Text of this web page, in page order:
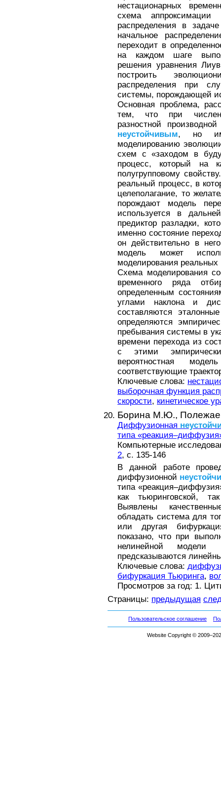
нестационарных
схема аппроксимации
распределения в
начальное
переходит в
на каждом шаге
решения уравнения
построить
распределения при
системы, порождающей
Основная проблема,
тем, что при
разностной
неустойчивым, но
моделированию
схем с «заходом в
процесс, который на
полугрупповому
реальный процесс, в
целеполагание, то
порождают модель
используется в
предиктор разладки,
именно состояние
он действительно в
модель может
моделирования
Схема моделирования
временного ряда
определенным
углами наклона и
составляются
определяются
пребывания системы в
времени перехода из
с этими
вероятностная
соответствующие
Ключевые слова:
выборочная функция
скорости, кинетическое
Борина М.Ю.,
Диффузионная
типа
Компьютерные
2, с. 135-146
В данной работе
диффузионной
типа
как тьюринговской,
Выявлены
обладать система для
или другая
показано, что при
нелинейной модели
предсказываются
Ключевые слова:
бифуркация Тьюринга,
Просмотров за год: 1.
Страницы: предыдущая
Пользовательское соглашение
Website Copyright ©